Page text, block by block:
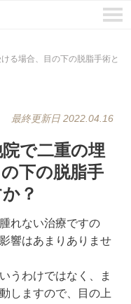
る場合、目の下の脱脂手術と
最終更新日 2022.04.16
院で二重の埋
下の脱脂手
？
れない治療ですの
響はあまりありませ
うわけではなく、ま
しますので、目の上